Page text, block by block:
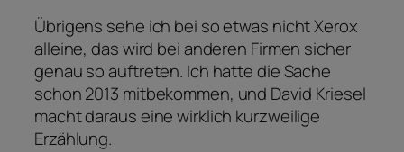
Übrigens sehe ich bei so etwas nicht Xerox
alleine, das wird bei anderen Firmen sicher
genau so auftreten. Ich hatte die Sache
schon 2013 mitbekommen, und David Kriesel
macht daraus eine wirklich kurzweilige
Erzählung.